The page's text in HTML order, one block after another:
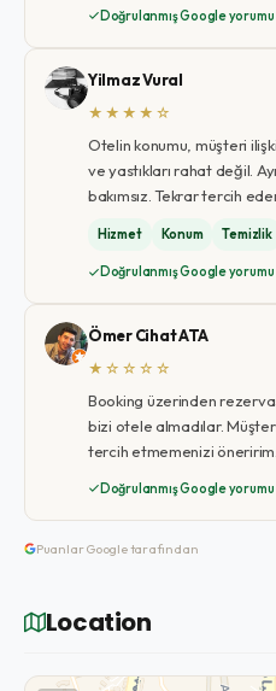
Doğrulanmış Google yorumu
Yilmaz Vural
★★★★☆
Otelin konumu, müşteri
ve yastıkları rahat değil.
bakımsız. Tekrar tercih
Hizmet Konum Temizlik
Doğrulanmış Google yorumu
Ömer Cihat ATA
★☆☆☆☆
Booking üzerinden
bizi otele almadılar.
tercih etmemenizi öneririm.
Doğrulanmış Google yorumu
Puanlar Google tarafından
Location